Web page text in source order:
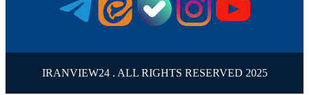
IRANVIEW24 . ALL RIGHTS RESERVED 2025